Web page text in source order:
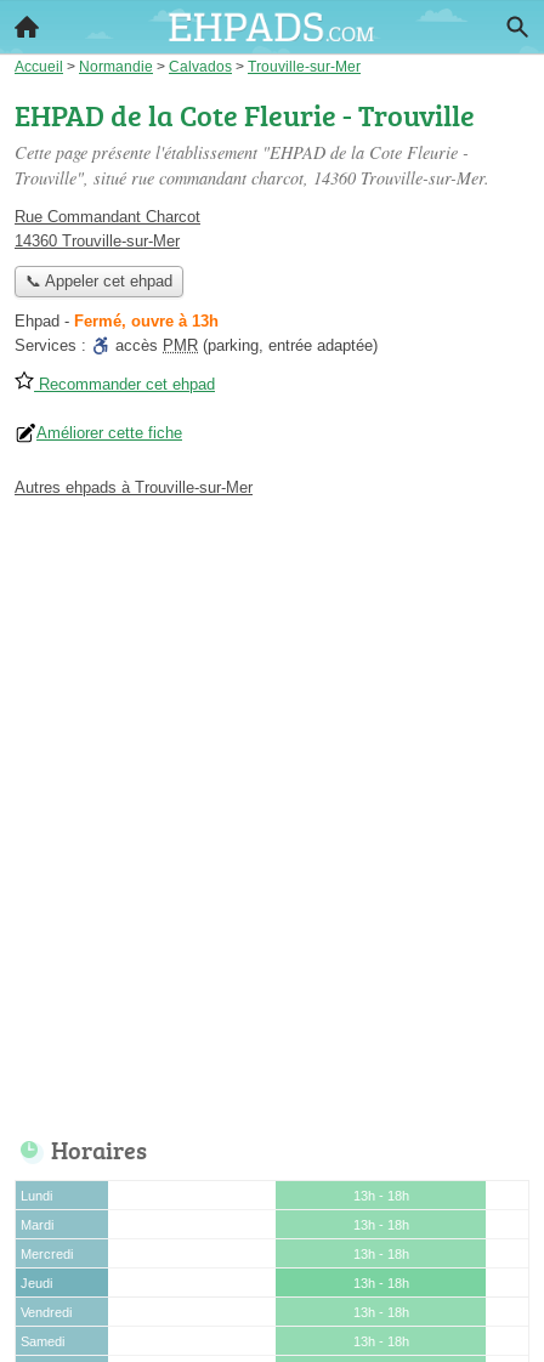
Accueil > Normandie > Calvados > Trouville-sur-Mer
EHPAD de la Cote Fleurie - Trouville
Cette page présente l'établissement "EHPAD de la Cote Fleurie -
Trouville", situé rue commandant charcot, 14360 Trouville-sur-Mer.
Rue Commandant Charcot
14360 Trouville-sur-Mer
📞 Appeler cet ehpad
Ehpad - Fermé, ouvre à 13h
Services :
accès PMR (parking, entrée adaptée)
Recommander cet ehpad
Améliorer cette fiche
Autres ehpads à Trouville-sur-Mer
Horaires
Lundi
13h - 18h
Mardi
13h - 18h
Mercredi
13h - 18h
Jeudi
13h - 18h
Vendredi
13h - 18h
Samedi
13h - 18h